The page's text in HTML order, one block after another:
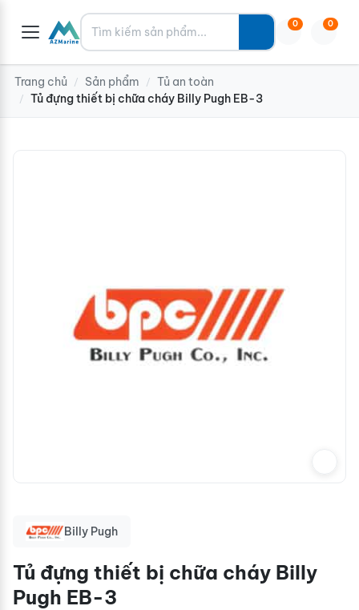
Tìm kiếm 0 0
Trang chủ / Sản phẩm / Tủ an toàn
/ Tủ đựng thiết bị chữa cháy Billy Pugh EB-3
Billy Pugh
Tủ đựng thiết bị chữa cháy Billy
Pugh EB-3